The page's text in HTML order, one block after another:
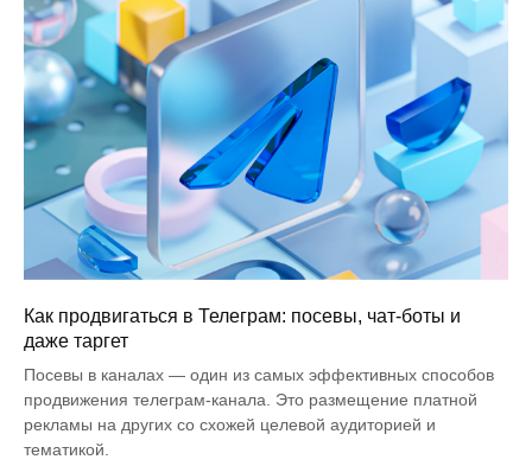
Как продвигаться в Телеграм: посевы, чат-боты и
даже таргет
Посевы в каналах — один из самых эффективных способов
продвижения телеграм-канала. Это размещение платной
рекламы на других со схожей целевой аудиторией и
тематикой.